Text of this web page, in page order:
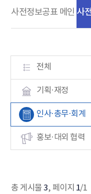
사전정보공표 메인 사
전체
기획·재정
인사·총무·회계
홍보·대외 협력
총 게시물3, 페이지 1/1